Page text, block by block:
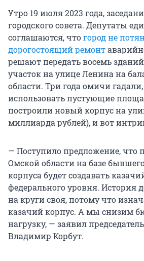
Утро 19 июля 2023 года,
городского совета. Депутаты
соглашаются, чтогород не
дорогостоящий ремонт
решают передать восемь
участок на улице Ленина на
области. Три года омичи
использовать пустующие
построили новый корпус на
миллиарда рублей), и вот
— Поступило предложение, что
Омской области на базе
корпуса будет создавать
федерального уровня. История
на круги своя, потому что
казачий корпус. А мы снизим
нагрузку, — заявил
Владимир Корбут.